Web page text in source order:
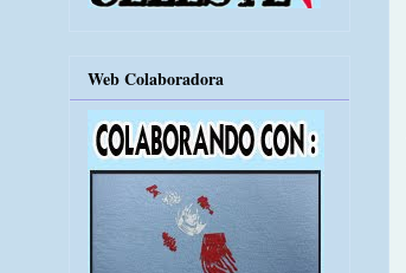
Web Colaboradora